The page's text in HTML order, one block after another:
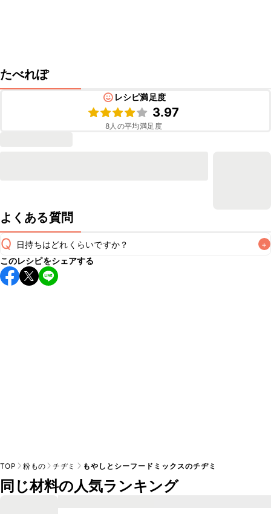
たべれぽ
レシピ満足度
3.97
8人の平均満足度
よくある質問
Q 日持ちはどれくらいですか？ +
保存期間は冷蔵で翌日中が目安です。なるべくお早めにお召
し上がりください。
このレシピをシェアする
TOP 粉もの チヂミ もやしとシーフードミックスのチヂミ
同じ材料の人気ランキング